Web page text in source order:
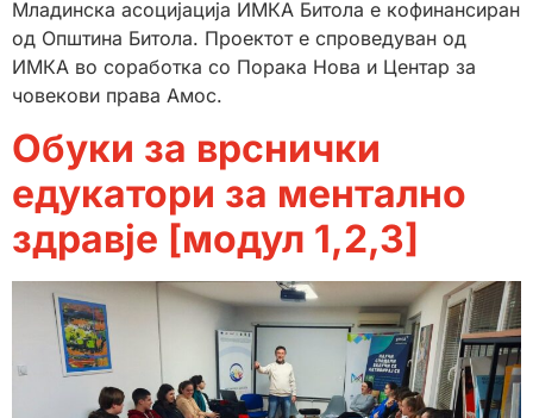
Младинска асоцијација ИМКА Битола е кофинансиран
од Општина Битола. Проектот е спроведуван од
ИМКА во соработка со Порака Нова и Центар за
човекови права Амос.
Обуки за врснички
едукатори за ментално
здравје [модул 1,2,3]